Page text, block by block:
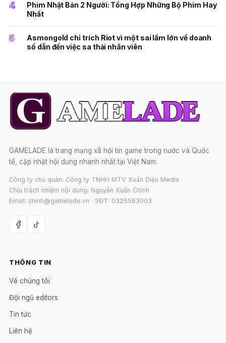
4
Phim Nhật Bản 2 Người: Tổng Hợp Những Bộ Phim Hay
Nhất
5
Asmongold chỉ trích Riot vì một sai lầm lớn về doanh
số dẫn đến việc sa thải nhân viên
GAMELADE là trang mạng xã hội tin game trong nước và Quốc
tế, cập nhật nội dung nhanh nhất tại Việt Nam.
Công ty chủ quản: Công ty TNHH MTV Xuân Diệu Media
Chịu trách nhiệm nội dung: Nguyễn Xuân Chính
Email: chinh@gamelade.vn · SĐT: 0325563003
THÔNG TIN
Về chúng tôi
Đội ngũ editors
Tin tức
Liên hệ